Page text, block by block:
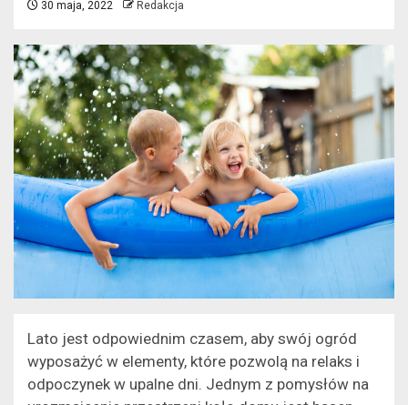
30 maja, 2022 Redakcja
Lato jest odpowiednim czasem, aby swój ogród
wyposażyć w elementy, które pozwolą na relaks i
odpoczynek w upalne dni. Jednym z pomysłów na